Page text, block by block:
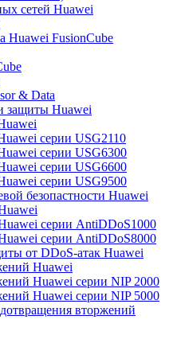
сетей Huawei
Huawei FusionCube
& Data
защиты Huawei
серии USG2110
серии USG6300
серии USG6600
серии USG9500
безопастности Huawei
серии AntiDDoS1000
серии AntiDDoS8000
от DDoS-атак Huawei
Huawei
Huawei серии NIP 2000
Huawei серии NIP 5000
вторжений